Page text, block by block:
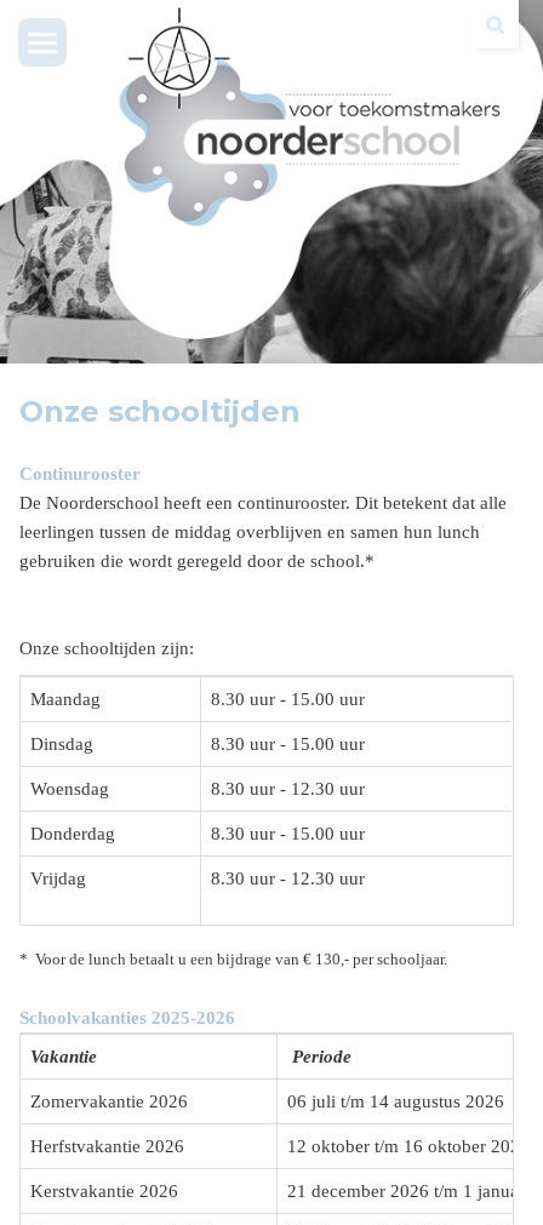
Toggle
Onze schooltijden
Continurooster
De Noorderschool heeft een continurooster. Dit betekent dat alle
leerlingen tussen de middag overblijven en samen hun lunch
gebruiken die wordt geregeld door de school.*
Onze schooltijden zijn:
Maandag 8.30 uur - 15.00 uur
Dinsdag 8.30 uur - 15.00 uur
Woensdag 8.30 uur - 12.30 uur
Donderdag 8.30 uur - 15.00 uur
Vrijdag 8.30 uur - 12.30 uur
* Voor de lunch betaalt u een bijdrage van € 130,- per schooljaar.
Schoolvakanties 2025-2026
Vakantie
Periode
Zomervakantie 2026 06 juli t/m 14 augustus 2026
Herfstvakantie 2026 12 oktober t/m 16 oktober 2026
Kerstvakantie 2026 21 december 2026 t/m 1